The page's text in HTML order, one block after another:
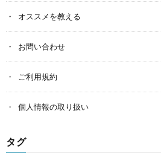
オススメを教える
お問い合わせ
ご利用規約
個人情報の取り扱い
タグ